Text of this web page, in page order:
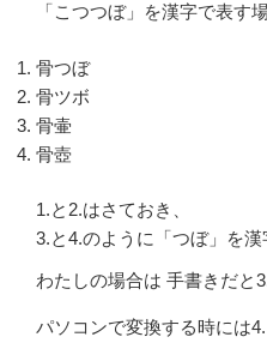
「こつつぼ」を漢字で表す場
骨つぼ
骨ツボ
骨壷
骨壺
1.と2.はさておき、
3.と4.のように「つぼ」を漢
わたしの場合は 手書きだと
パソコンで変換する時には